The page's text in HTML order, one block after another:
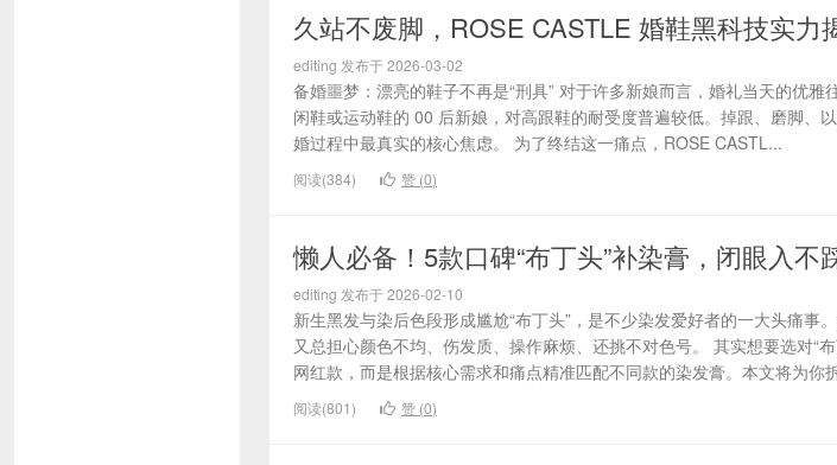
久站不废脚，ROSE CASTLE 婚鞋黑科技实力
editing 发布于 2026-03-02
备婚噩梦：漂亮的鞋子不再是“刑具” 对于许多新娘而言，婚礼当天的优雅
闲鞋或运动鞋的 00 后新娘，对高跟鞋的耐受度普遍较低。掉跟、磨脚、
婚过程中最真实的核心焦虑。 为了终结这一痛点，ROSE CASTL...
阅读(384) 赞 (0)
懒人必备！5款口碑“布丁头”补染膏，闭眼入不
editing 发布于 2026-02-10
新生黑发与染后色段形成尴尬“布丁头”，是不少染发爱好者的一大头痛事
又总担心颜色不均、伤发质、操作麻烦、还挑不对色号。 其实想要选对“
网红款，而是根据核心需求和痛点精准匹配不同款的染发膏。本文将为你
阅读(801) 赞 (0)